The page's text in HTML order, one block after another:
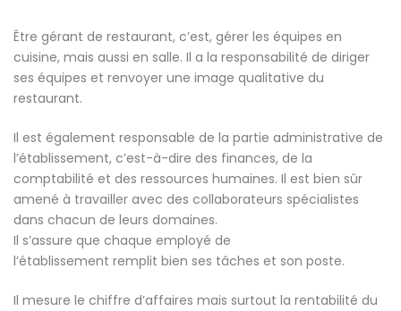
Être gérant de restaurant, c’est, gérer les équipes en
cuisine, mais aussi en salle. Il a la responsabilité de diriger
ses équipes et renvoyer une image qualitative du
restaurant.
Il est également responsable de la partie administrative de
l’établissement, c’est-à-dire des finances, de la
comptabilité et des ressources humaines. Il est bien sûr
amené à travailler avec des collaborateurs spécialistes
dans chacun de leurs domaines.
Il s’assure que chaque employé de
l’établissement remplit bien ses tâches et son poste.
Il mesure le chiffre d’affaires mais surtout la rentabilité du